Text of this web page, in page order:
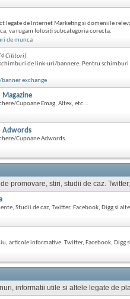
legate de Internet Marketing si domeniile
va rugam folositi subcategoria corecta.
de munca
(4 Cititori)
de link-uri/bannere. Pentru
banner exchange
Cupoane Emag, Altex, etc...
Adwords
Cupoane Adwords.
promovare, stiri, studii de caz.
Studii de caz, Twitter, Facebook, Digg si
articole informative. Twitter, Facebook, Digg
informatii utile si altele legate de